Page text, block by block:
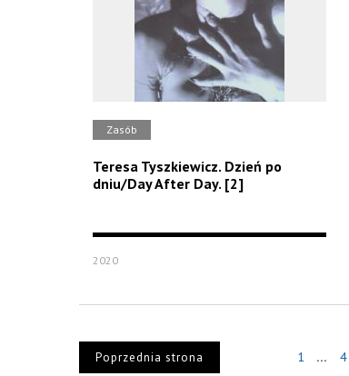
Zasób
Teresa Tyszkiewicz. Dzień po
dniu/Day After Day. [2]
2020
Poprzednia strona 1 ... 4